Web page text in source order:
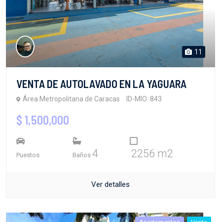
11
VENTA DE AUTOLAVADO EN LA YAGUARA
Área Metropolitana de Caracas ID-MIO: 843
$ 1,500,000
Puestos Baños 4 2256 m2
Ver detalles